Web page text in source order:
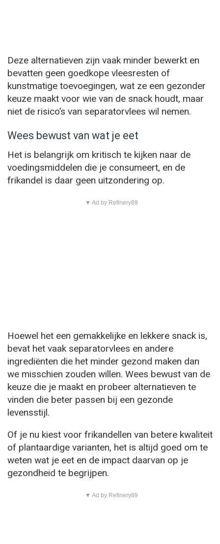
Deze alternatieven zijn vaak minder bewerkt en
bevatten geen goedkope vleesresten of
kunstmatige toevoegingen, wat ze een gezonder
keuze maakt voor wie van de snack houdt, maar
niet de risico’s van separatorvlees wil nemen.
Wees bewust van wat je eet
Het is belangrijk om kritisch te kijken naar de
voedingsmiddelen die je consumeert, en de
frikandel is daar geen uitzondering op.
▼ Ad by Refinery89
Hoewel het een gemakkelijke en lekkere snack is,
bevat het vaak separatorvlees en andere
ingrediënten die het minder gezond maken dan
we misschien zouden willen. Wees bewust van de
keuze die je maakt en probeer alternatieven te
vinden die beter passen bij een gezonde
levensstijl.
Of je nu kiest voor frikandellen van betere kwaliteit
of plantaardige varianten, het is altijd goed om te
weten wat je eet en de impact daarvan op je
gezondheid te begrijpen.
▼ Ad by Refinery89